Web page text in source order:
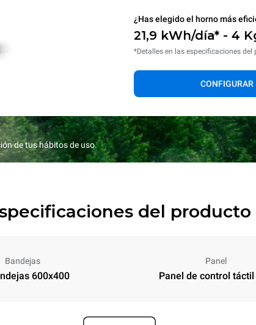
¿Has elegido el horno más
21,9 kWh/día* - 4
*Detalles en las especificaciones del
CONFIGURAR
de tus hábitos de uso.
del producto
Bandejas
600x400
Panel
Panel de control táctil